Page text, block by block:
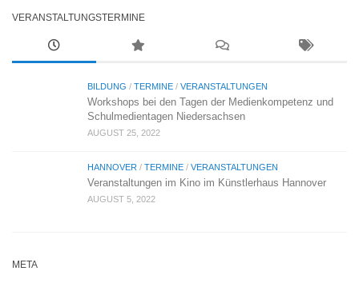
VERANSTALTUNGSTERMINE
BILDUNG / TERMINE / VERANSTALTUNGEN
Workshops bei den Tagen der Medienkompetenz und
Schulmedientagen Niedersachsen
AUGUST 25, 2022
HANNOVER / TERMINE / VERANSTALTUNGEN
Veranstaltungen im Kino im Künstlerhaus Hannover
AUGUST 5, 2022
META